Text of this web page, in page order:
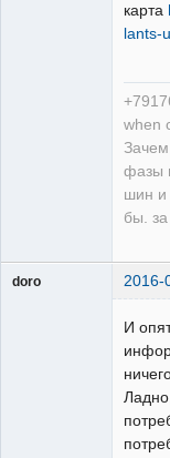
карта
lants-
when
фазы
шин и
бы. за
doro 2016-
И